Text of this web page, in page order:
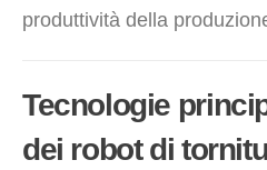
produttività della
Tecnologie
dei robot di